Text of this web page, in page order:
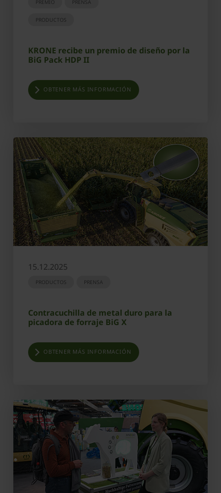
PREMIO PRENSA
PRODUCTOS
KRONE recibe un premio de diseño por la
BiG Pack HDP II
OBTENER MÁS INFORMACIÓN
15.12.2025
PRODUCTOS PRENSA
Contracuchilla de metal duro para la
picadora de forraje BiG X
OBTENER MÁS INFORMACIÓN